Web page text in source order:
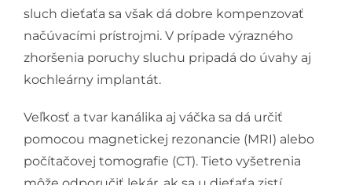
sluch dieťaťa sa však dá dobre kompenzovať
načúvacími prístrojmi. V prípade výrazného
zhoršenia poruchy sluchu pripadá do úvahy aj
kochleárny implantát.
Veľkosť a tvar kanálika aj váčka sa dá určiť
pomocou magnetickej rezonancie (MRI) alebo
počítačovej tomografie (CT). Tieto vyšetrenia